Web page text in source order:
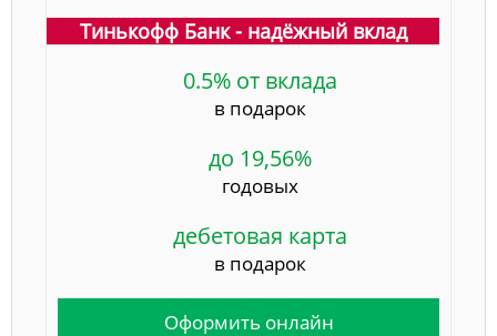
Тинькофф Банк - надёжный вклад
0.5% от вклада
в подарок
до 19,56%
годовых
дебетовая карта
в подарок
Оформить онлайн